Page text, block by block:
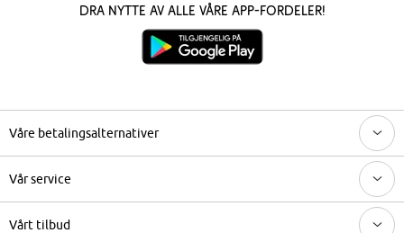
Dra nytte av alle våre app-fordeler!
Våre betalingsalternativer
Vår service
Vårt tilbud